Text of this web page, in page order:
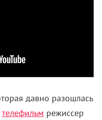
давно разошлась
телефильм режиссер